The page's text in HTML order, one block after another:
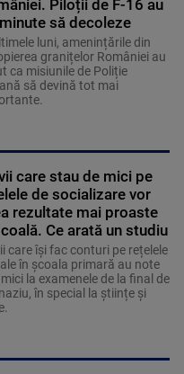
Piloții de F-16 au
să decoleze
luni, amenințările din
granițelor României au
ca misiunile de Poliție
să devină tot mai
care stau de mici pe
de socializare vor
rezultate mai proaste
Ce arată un studiu
care îşi fac conturi pe rețelele
în școala primară au note
la examenele de la final de
în special la științe și